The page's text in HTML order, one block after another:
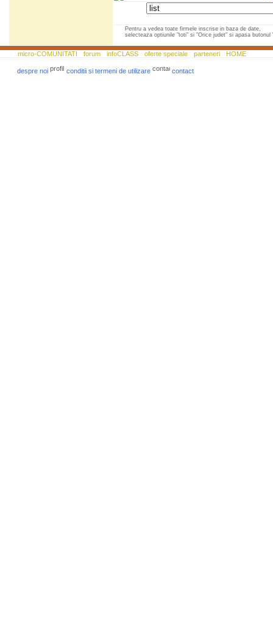
Pentru a vedea toate firmele inscrise in baza de date,
selecteaza optiunile "toti" si "Orice judet" si apasa butonul
micro-COMUNITATI forum infoCLASS oferte speciale parteneri HOME
despre noi conditii si termeni de utilizare contact